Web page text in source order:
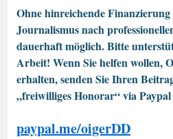
Ohne hinreichende
Journalismus nach
dauerhaft möglich. Bitte
Arbeit! Wenn Sie helfen wollen,
erhalten, senden Sie Ihren
„freiwilliges Honorar“ via
paypal.me/oigerDD